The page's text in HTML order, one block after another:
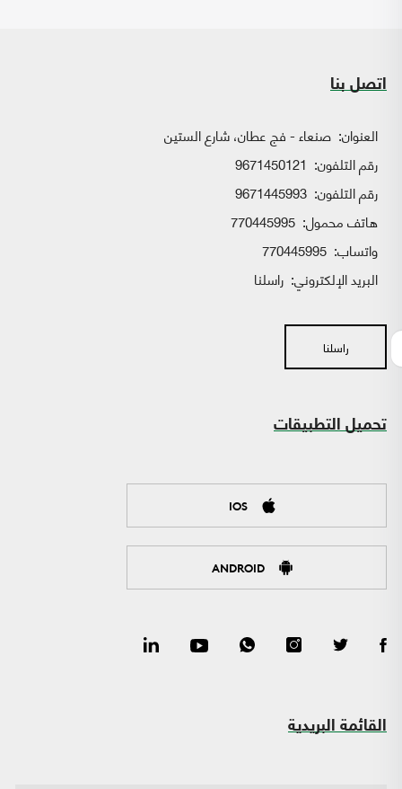
اتصل بنا
العنوان: صنعاء - فج عطان، شارع الستين
رقم التلفون: 9671450121
رقم التلفون: 9671445993
هاتف محمول: 770445995
واتساب:
البريد الإلكتروني: راسلنا
راسلنا
تحميل التطبيقات
IOS
ANDROID
القائمة البريدية